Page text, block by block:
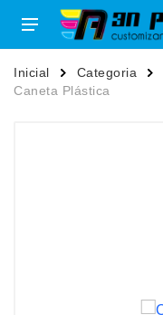
Inicial Categoria
Caneta Plástica